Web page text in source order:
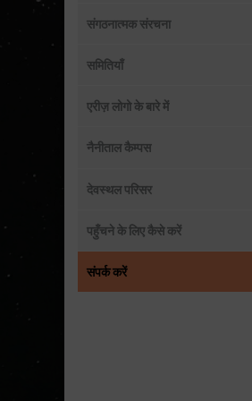
संगठनात्मक संरचना
समितियाँ
एरीज़ लोगो के बारे में
नैनीताल कैम्पस
देवस्थल परिसर
पहुँचने के लिए कैसे करें
संपर्क करें